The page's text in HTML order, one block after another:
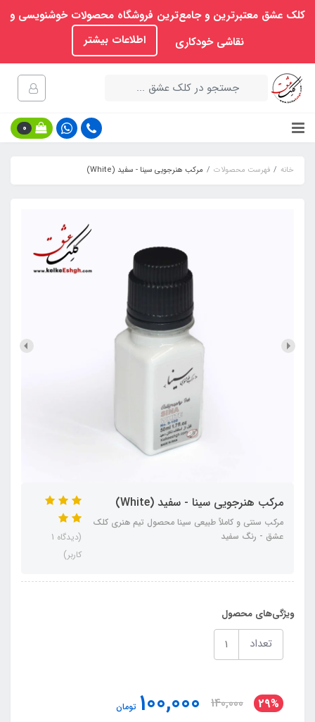
کلک عشق معتبرترین و جامع‌ترین فروشگاه محصولات خوشنویسی و
نقاشی خودکاری
اطلاعات بیشتر
0
خانه فهرست محصولات مرکب هنرجویی سینا - سفید (White)
مرکب هنرجویی سینا - سفید (White)
مرکب سنتی و کاملاً طبیعی سینا محصول تیم هنری کلک
عشق - رنگ سفید
(دیدگاه 1
کاربر)
ویژگی‌های محصول
تعداد
29%
140,000
100,000 تومان